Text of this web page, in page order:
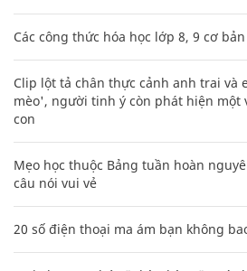
Các công thức hóa học lớp 8, 9 cơ
Clip lột tả chân thực cảnh anh trai và
mèo', người tinh ý còn phát hiện một
con
Mẹo học thuộc Bảng tuần hoàn
câu nói vui vẻ
20 số điện thoại ma ám bạn không